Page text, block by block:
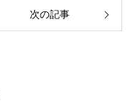
次の記事